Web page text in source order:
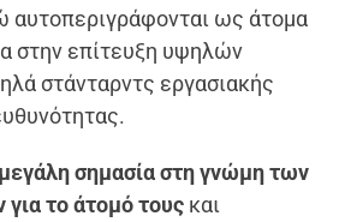
αυτοπεριγράφονται ως άτομα
στην επίτευξη υψηλών
στάνταρντς εργασιακής
σημασία στη γνώμη των
το άτομό τους και